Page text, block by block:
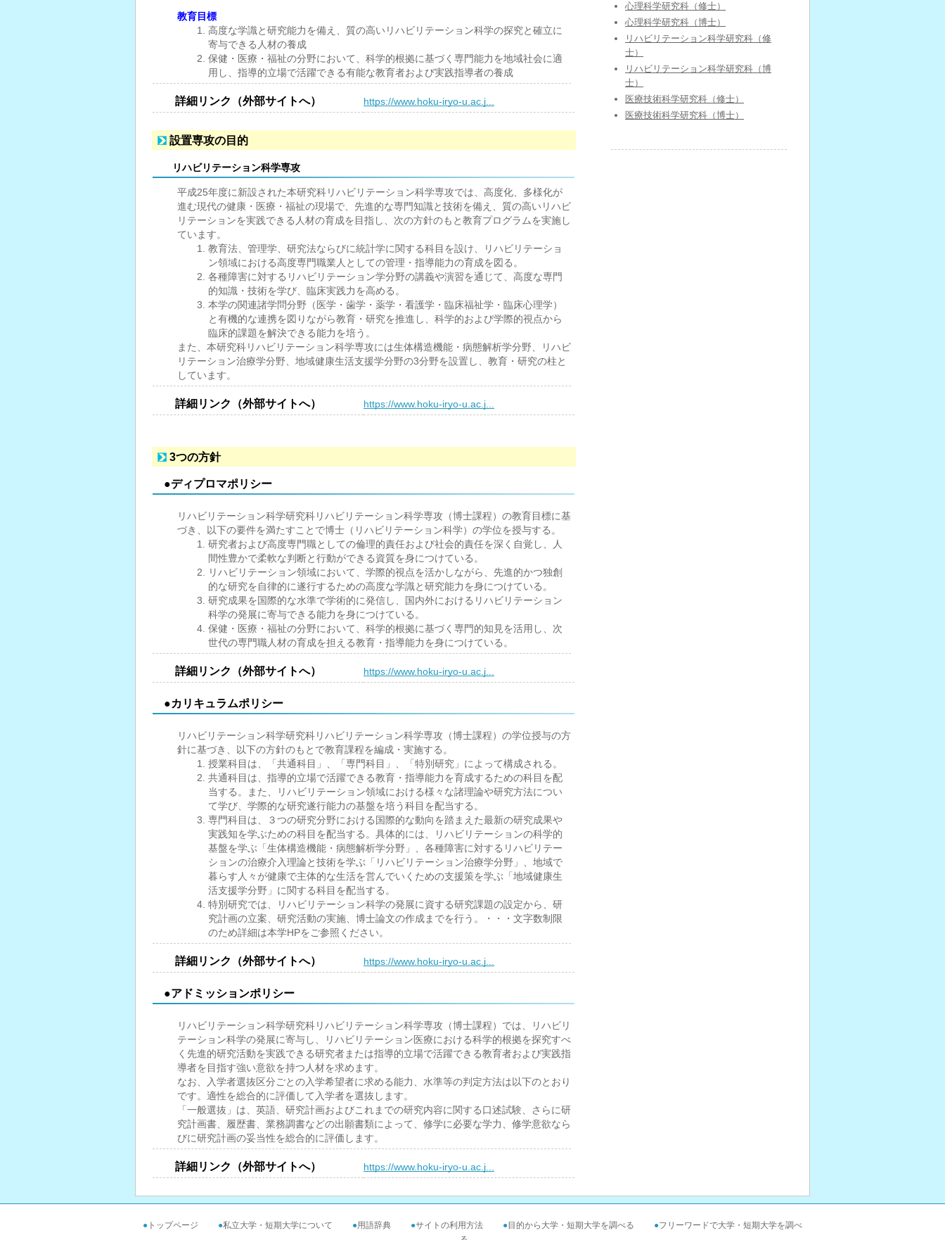
教育目標
高度な学識と研究能力を備え、質の高いリハビリテーション科学の探究と確立に
寄与できる人材の養成
保健・医療・福祉の分野において、科学的根拠に基づく専門能力を地域社会に適
用し、指導的立場で活躍できる有能な教育者および実践指導者の養成
詳細リンク（外部サイトへ） https://www.hoku-iryo-u.ac.j...
設置専攻の目的
リハビリテーション科学専攻
平成25年度に新設された本研究科リハビリテーション科学専攻では、高度化、多様化が
進む現代の健康・医療・福祉の現場で、先進的な専門知識と技術を備え、質の高いリハビ
リテーションを実践できる人材の育成を目指し、次の方針のもと教育プログラムを実施し
ています。
教育法、管理学、研究法ならびに統計学に関する科目を設け、リハビリテーショ
ン領域における高度専門職業人としての管理・指導能力の育成を図る。
各種障害に対するリハビリテーション学分野の講義や演習を通じて、高度な専門
的知識・技術を学び、臨床実践力を高める。
本学の関連諸学問分野（医学・歯学・薬学・看護学・臨床福祉学・臨床心理学）
と有機的な連携を図りながら教育・研究を推進し、科学的および学際的視点から
臨床的課題を解決できる能力を培う。
また、本研究科リハビリテーション科学専攻には生体構造機能・病態解析学分野、リハビ
リテーション治療学分野、地域健康生活支援学分野の3分野を設置し、教育・研究の柱と
しています。
詳細リンク（外部サイトへ） https://www.hoku-iryo-u.ac.j...
3つの方針
●ディプロマポリシー
リハビリテーション科学研究科リハビリテーション科学専攻（博士課程）の教育目標に基
づき、以下の要件を満たすことで博士（リハビリテーション科学）の学位を授与する。
研究者および高度専門職としての倫理的責任および社会的責任を深く自覚し、人
間性豊かで柔軟な判断と行動ができる資質を身につけている。
リハビリテーション領域において、学際的視点を活かしながら、先進的かつ独創
的な研究を自律的に遂行するための高度な学識と研究能力を身につけている。
研究成果を国際的な水準で学術的に発信し、国内外におけるリハビリテーション
科学の発展に寄与できる能力を身につけている。
保健・医療・福祉の分野において、科学的根拠に基づく専門的知見を活用し、次
世代の専門職人材の育成を担える教育・指導能力を身につけている。
詳細リンク（外部サイトへ） https://www.hoku-iryo-u.ac.j...
●カリキュラムポリシー
リハビリテーション科学研究科リハビリテーション科学専攻（博士課程）の学位授与の方
針に基づき、以下の方針のもとで教育課程を編成・実施する。
授業科目は、「共通科目」、「専門科目」、「特別研究」によって構成される。
共通科目は、指導的立場で活躍できる教育・指導能力を育成するための科目を配
当する。また、リハビリテーション領域における様々な諸理論や研究方法につい
て学び、学際的な研究遂行能力の基盤を培う科目を配当する。
専門科目は、３つの研究分野における国際的な動向を踏まえた最新の研究成果や
実践知を学ぶための科目を配当する。具体的には、リハビリテーションの科学的
基盤を学ぶ「生体構造機能・病態解析学分野」、各種障害に対するリハビリテー
ションの治療介入理論と技術を学ぶ「リハビリテーション治療学分野」、地域で
暮らす人々が健康で主体的な生活を営んでいくための支援策を学ぶ「地域健康生
活支援学分野」に関する科目を配当する。
特別研究では、リハビリテーション科学の発展に資する研究課題の設定から、研
究計画の立案、研究活動の実施、博士論文の作成までを行う。・・・文字数制限
のため詳細は本学HPをご参照ください。
詳細リンク（外部サイトへ） https://www.hoku-iryo-u.ac.j...
●アドミッションポリシー
リハビリテーション科学研究科リハビリテーション科学専攻（博士課程）では、リハビリ
テーション科学の発展に寄与し、リハビリテーション医療における科学的根拠を探究すべ
く先進的研究活動を実践できる研究者または指導的立場で活躍できる教育者および実践指
導者を目指す強い意欲を持つ人材を求めます。
なお、入学者選抜区分ごとの入学希望者に求める能力、水準等の判定方法は以下のとおり
です。適性を総合的に評価して入学者を選抜します。
「一般選抜」は、英語、研究計画およびこれまでの研究内容に関する口述試験、さらに研
究計画書、履歴書、業務調書などの出願書類によって、修学に必要な学力、修学意欲なら
びに研究計画の妥当性を総合的に評価します。
詳細リンク（外部サイトへ） https://www.hoku-iryo-u.ac.j...
心理科学研究科（修士）
心理科学研究科（博士）
リハビリテーション科学研究科（修
士）
リハビリテーション科学研究科（博
士）
医療技術科学研究科（修士）
医療技術科学研究科（博士）
● トップページ ●私立大学・短期大学について ●用語辞典 ●サイトの利用方法 ●目的から大学・短期大学を調べる ●フリーワードで大学・短期大学を調べ